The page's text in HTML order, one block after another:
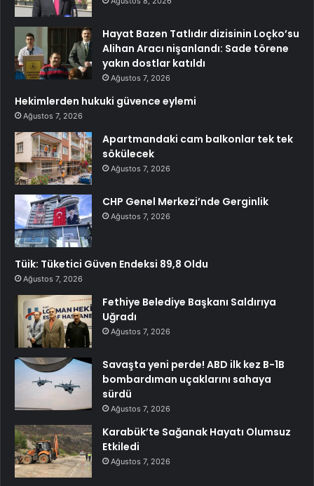
Hayat Bazen Tatlıdır dizisinin Loçko’su
Alihan Aracı nişanlandı: Sade törene
yakın dostlar katıldı
Ağustos 7, 2026
Hekimlerden hukuki güvence eylemi
Ağustos 7, 2026
Apartmandaki cam balkonlar tek tek
sökülecek
Ağustos 7, 2026
CHP Genel Merkezi’nde Gerginlik
Ağustos 7, 2026
Tüik: Tüketici Güven Endeksi 89,8 Oldu
Ağustos 7, 2026
Fethiye Belediye Başkanı Saldırıya
Uğradı
Ağustos 7, 2026
Savaşta yeni perde! ABD ilk kez B-1B
bombardıman uçaklarını sahaya
sürdü
Ağustos 7, 2026
Karabük’te Sağanak Hayatı Olumsuz
Etkiledi
Ağustos 7, 2026